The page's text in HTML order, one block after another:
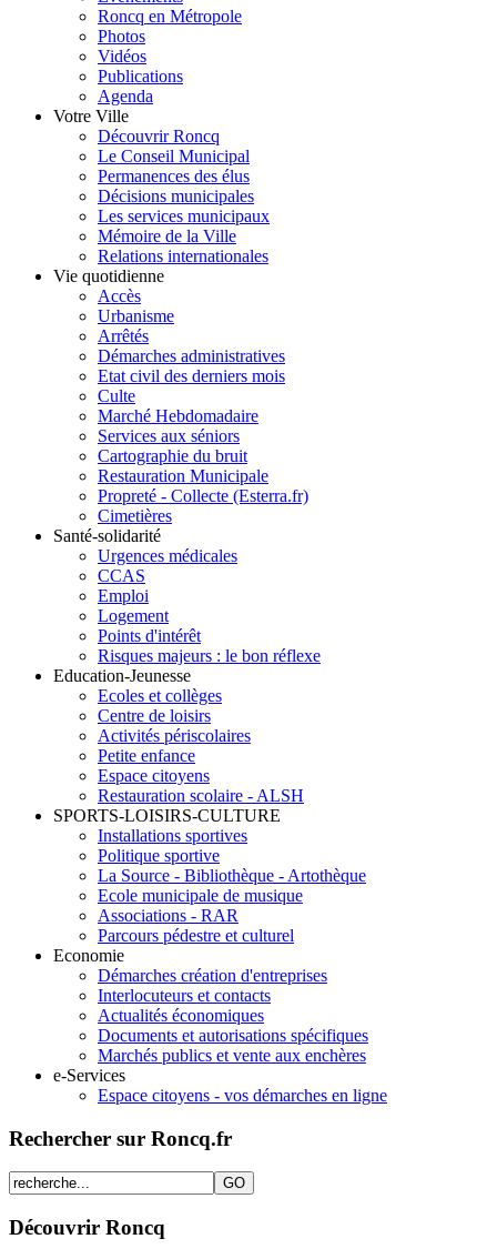
Roncq en Métropole
Photos
Vidéos
Publications
Agenda
Votre Ville
Découvrir Roncq
Le Conseil Municipal
Permanences des élus
Décisions municipales
Les services municipaux
Mémoire de la Ville
Relations internationales
Vie quotidienne
Accès
Urbanisme
Arrêtés
Démarches administratives
Etat civil des derniers mois
Culte
Marché Hebdomadaire
Services aux séniors
Cartographie du bruit
Restauration Municipale
Propreté - Collecte (Esterra.fr)
Cimetières
Santé-solidarité
Urgences médicales
CCAS
Emploi
Logement
Points d'intérêt
Risques majeurs : le bon réflexe
Education-Jeunesse
Ecoles et collèges
Centre de loisirs
Activités périscolaires
Petite enfance
Espace citoyens
Restauration scolaire - ALSH
SPORTS-LOISIRS-CULTURE
Installations sportives
Politique sportive
La Source - Bibliothèque - Artothèque
Ecole municipale de musique
Associations - RAR
Parcours pédestre et culturel
Economie
Démarches création d'entreprises
Interlocuteurs et contacts
Actualités économiques
Documents et autorisations spécifiques
Marchés publics et vente aux enchères
e-Services
Espace citoyens - vos démarches en ligne
Rechercher sur Roncq.fr
Découvrir Roncq